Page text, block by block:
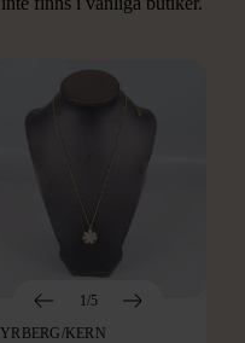
om denna
1/5
KERN